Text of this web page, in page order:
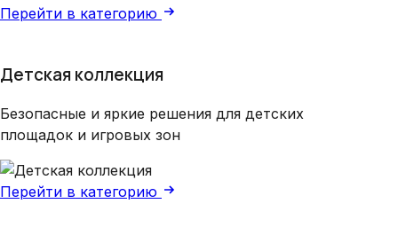
Перейти в категорию
Детская коллекция
Безопасные и яркие решения для детских
площадок и игровых зон
Перейти в категорию